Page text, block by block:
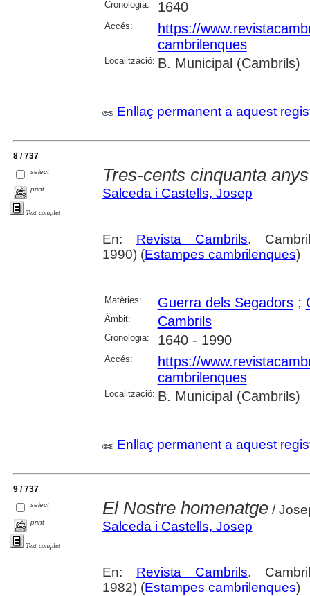
Cronologia: 1640
Accés:
https://
cambrilenques
Localització: B. Municipal (Cambrils)
Enllaç permanent a aquest
8 / 737
select
print
Text complet
Tres-cents cinquanta anys
Salceda i Castells, Josep
En: Revista Cambrils.
1990) (Estampes cambrilenques)
Matèries: Guerra dels Segadors;
Àmbit: Cambrils
Cronologia: 1640 - 1990
Accés:
https://
cambrilenques
Localització: B. Municipal (Cambrils)
Enllaç permanent a aquest
9 / 737
select
print
Text complet
El Nostre homenatge/
Salceda i Castells, Josep
En: Revista Cambrils.
1982) (Estampes cambrilenques)